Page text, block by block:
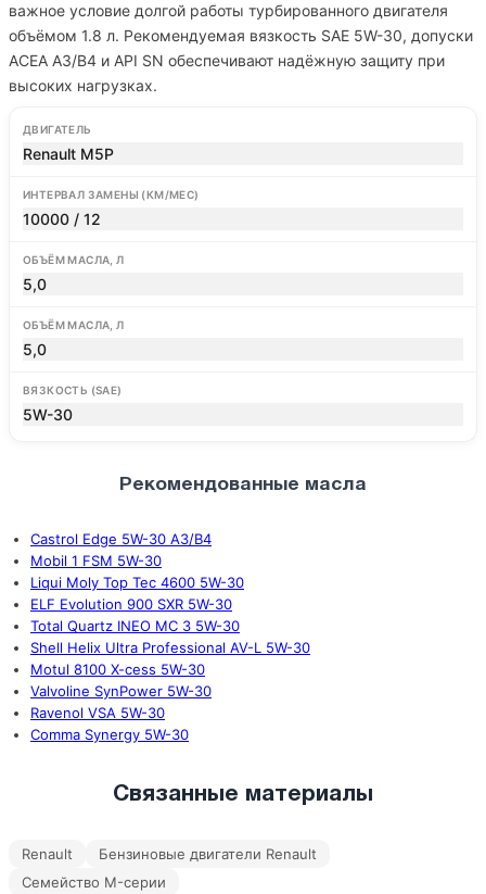
важное условие долгой работы турбированного двигателя
объёмом 1.8 л. Рекомендуемая вязкость SAE 5W-30, допуски
ACEA A3/B4 и API SN обеспечивают надёжную защиту при
высоких нагрузках.
ДВИГАТЕЛЬ
Renault M5P
ИНТЕРВАЛ ЗАМЕНЫ (КМ/МЕС)
10000 / 12
ОБЪЁМ МАСЛА, Л
5,0
ОБЪЁМ МАСЛА, Л
5,0
ВЯЗКОСТЬ (SAE)
5W-30
Рекомендованные масла
Castrol Edge 5W-30 A3/B4
Mobil 1 FSM 5W-30
Liqui Moly Top Tec 4600 5W-30
ELF Evolution 900 SXR 5W-30
Total Quartz INEO MC 3 5W-30
Shell Helix Ultra Professional AV-L 5W-30
Motul 8100 X-cess 5W-30
Valvoline SynPower 5W-30
Ravenol VSA 5W-30
Comma Synergy 5W-30
Связанные материалы
Renault
Бензиновые двигатели Renault
Семейство M-серии